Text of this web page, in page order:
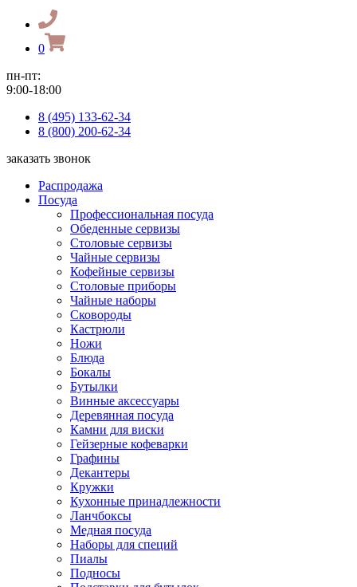
0
пн-пт:
9:00-18:00
8 (495) 133-62-34
8 (800) 200-62-34
заказать звонок
Распродажа
Посуда
Профессиональная посуда
Обеденные сервизы
Столовые сервизы
Чайные сервизы
Кофейные сервизы
Столовые приборы
Чайные наборы
Сковороды
Кастрюли
Ножи
Блюда
Бокалы
Бутылки
Винные аксессуары
Деревянная посуда
Камни для виски
Гейзерные кофеварки
Графины
Декантеры
Кружки
Кухонные принадлежности
Ланчбоксы
Медная посуда
Наборы для специй
Пиалы
Подносы